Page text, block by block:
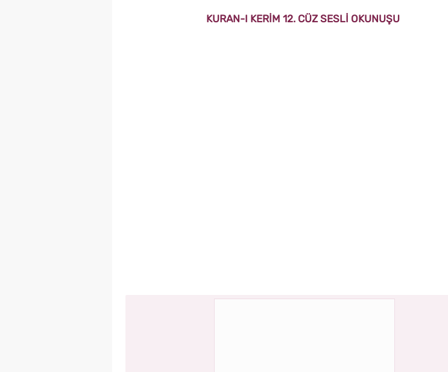
KURAN-I KERİM 12. CÜZ SESLİ OKUNUŞU